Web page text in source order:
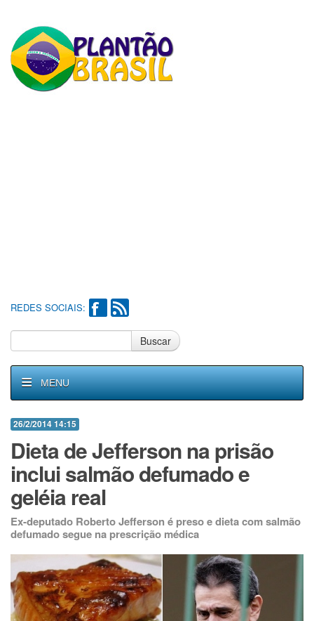
REDES SOCIAIS:
Buscar
MENU
26/2/2014 14:15
Dieta de Jefferson na prisão
inclui salmão defumado e
geléia real
Ex-deputado Roberto Jefferson é preso e dieta com salmão
defumado segue na prescrição médica